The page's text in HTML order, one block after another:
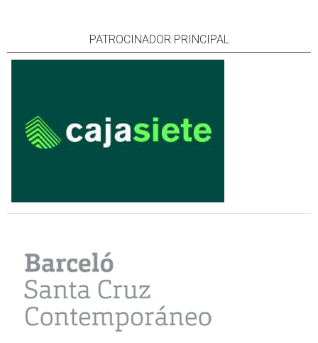
PATROCINADOR PRINCIPAL